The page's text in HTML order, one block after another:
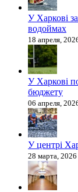
У Харкові
водоймах
18 апреля,
У Харкові
бюджету
06 апреля,
У центрі
28 марта,